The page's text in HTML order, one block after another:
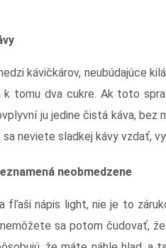
kávičkárov, neubúdajúce
k tomu dva cukre. Ak toto
ju jedine čistá káva,
neviete sladkej kávy vzdať,
neobmedzene
fľaši nápis light, nie je to
sa potom čudovať,